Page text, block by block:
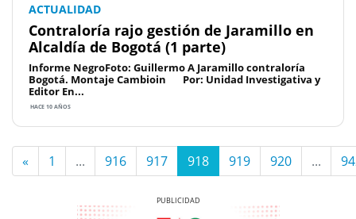
ACTUALIDAD
Contraloría rajo gestión de Jaramillo en
Alcaldía de Bogotá (1 parte)
Informe NegroFoto: Guillermo A Jaramillo contraloría
Bogotá. Montaje Cambioin Por: Unidad Investigativa y
Editor En...
HACE 10 AÑOS
« 1 ... 916 917 918 919 920 ...
Previous